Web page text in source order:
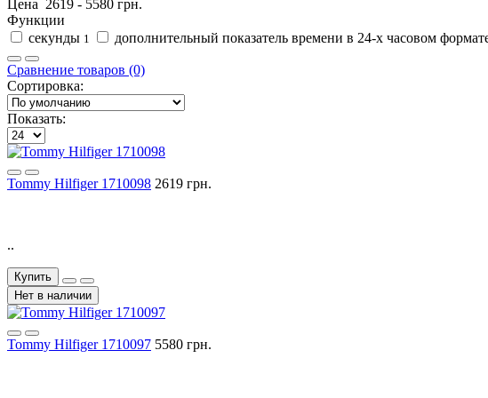
Цена 2619 - 5580 грн.
Функции
секунды 1 дополнительный показатель времени в 24-х часовом
Сравнение товаров (0)
Сортировка:
Показать:
Tommy Hilfiger 1710098 2619 грн.
..
Купить
Нет в наличии
Tommy Hilfiger 1710097 5580 грн.